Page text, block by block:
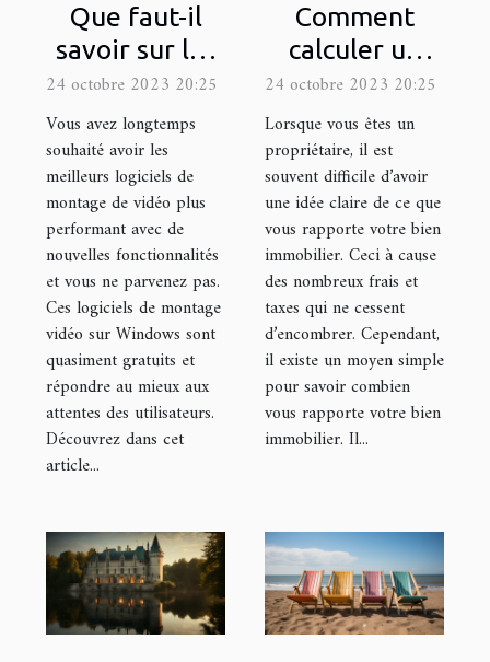
Que faut-il
savoir sur les
logiciels de
montage de
vidéo ?
24 octobre 2023 20:25
Vous avez longtemps
souhaité avoir les
meilleurs logiciels de
montage de vidéo plus
performant avec de
nouvelles fonctionnalités
et vous ne parvenez pas.
Ces logiciels de montage
vidéo sur Windows sont
quasiment gratuits et
répondre au mieux aux
attentes des utilisateurs.
Découvrez dans cet
article...
Comment
calculer un
rendement
locatif ?
24 octobre 2023 20:25
Lorsque vous êtes un
propriétaire, il est
souvent difficile d’avoir
une idée claire de ce que
vous rapporte votre bien
immobilier. Ceci à cause
des nombreux frais et
taxes qui ne cessent
d’encombrer. Cependant,
il existe un moyen simple
pour savoir combien
vous rapporte votre bien
immobilier. Il...